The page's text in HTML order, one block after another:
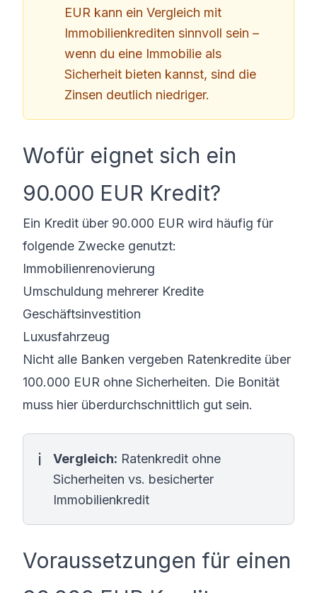
EUR kann ein Vergleich mit
Immobilienkrediten sinnvoll sein –
wenn du eine Immobilie als
Sicherheit bieten kannst, sind die
Zinsen deutlich niedriger.
Wofür eignet sich ein
90.000 EUR Kredit?
Ein Kredit über 90.000 EUR wird häufig für
folgende Zwecke genutzt:
Immobilienrenovierung
Umschuldung mehrerer Kredite
Geschäftsinvestition
Luxusfahrzeug
Nicht alle Banken vergeben Ratenkredite über
100.000 EUR ohne Sicherheiten. Die Bonität
muss hier überdurchschnittlich gut sein.
Vergleich: Ratenkredit ohne
Sicherheiten vs. besicherter
Immobilienkredit
Voraussetzungen für einen